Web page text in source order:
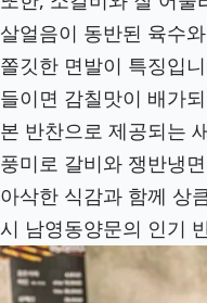
살얼음이 동반된 육수
쫄깃한 면발이 특징입
들이면 감칠맛이 배가
본 반찬으로 제공되는
풍미로 갈비와 쟁반냉
아삭한 식감과 함께 상
시 남영동양문의 인기